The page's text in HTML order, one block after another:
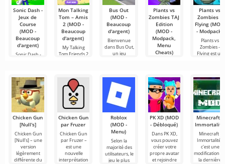
Sonic Dash -
Jeux de
Course
(MOD -
Beaucoup
d'argent)
Sonic Dash -
Mon Talking
Tom – Amis
2 (MOD -
Beaucoup
d'argent)
My Talking
Tom Friends 2
Bus Out
(MOD -
Beaucoup
d'argent)
Bienvenue
dans Bus Out,
un jeu
Plants vs
Zombies TAJ
Edition
(MOD -
Modpack,
Menu
Cheats)
version
Plants vs
Zombies -
Flying (MOD
- Modpack)
Plants vs
Zombies -
Flying est un
Chicken Gun
[Null's]
Chicken Gun
[Null's] – une
version
légèrement
différente du
Chicken Gun
par Fruzer
Chicken Gun
par Fruzer –
est une
nouvelle
interprétation
Roblox
(MOD -
Menu)
Selon la
majorité des
utilisateurs, le
jeu le plus
PK XD (MOD
- Débloqué)
Dans PK XD,
vous pouvez
créer votre
propre avatar
et rejoindre
Minecraft -
Immortalité
Minecraft -
Immortalité -
c'est une
modification
la dernière